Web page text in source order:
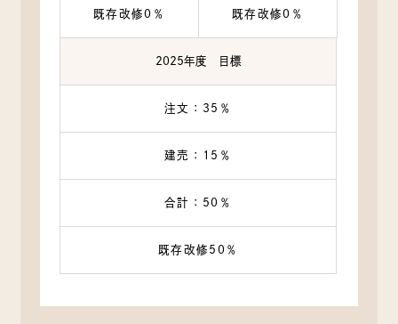
既存改修0％ 既存改修0％
2025年度 目標
注文：35％
建売：15％
合計：50％
既存改修50％